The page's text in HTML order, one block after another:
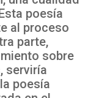
poesía
al proceso
parte,
sobre
serviría
poesía